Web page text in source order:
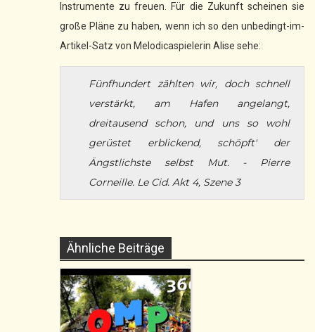
Instrumente zu freuen. Für die Zukunft scheinen sie
große Pläne zu haben, wenn ich so den unbedingt-im-
Artikel-Satz von Melodicaspielerin Alise sehe:
Fünfhundert zählten wir, doch schnell
verstärkt, am Hafen angelangt,
dreitausend schon,
und uns so wohl
gerüstet erblickend,
schöpft' der
Ängstlichste selbst Mut.- Pierre
Corneille. Le Cid. Akt 4, Szene 3
Ähnliche Beiträge